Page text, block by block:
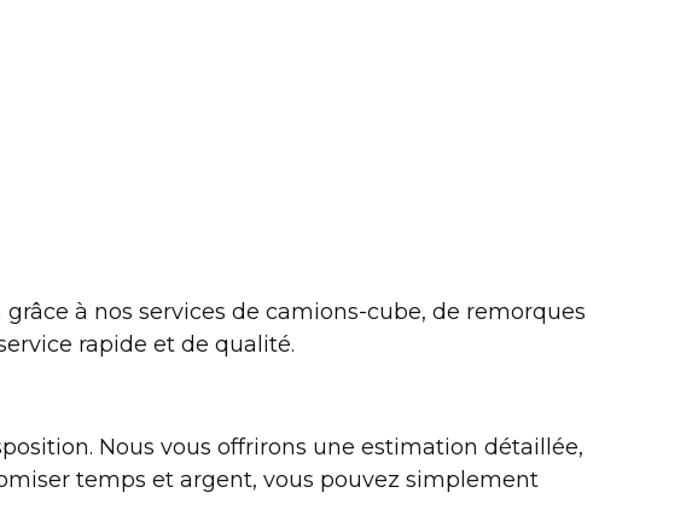
à nos services de camions-cube, de remorques
rapide et de qualité.
Nous vous offrirons une estimation détaillée,
temps et argent, vous pouvez simplement